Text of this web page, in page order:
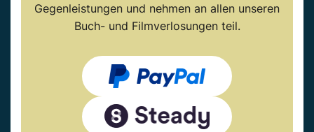
Gegenleistungen und nehmen an allen unseren
Buch- und Filmverlosungen teil.